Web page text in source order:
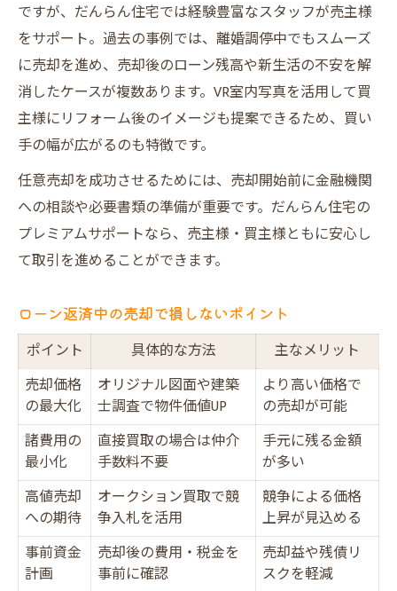
ですが、だんらん住宅では経験豊富なスタッフが売主様
をサポート。過去の事例では、離婚調停中でもスムーズ
に売却を進め、売却後のローン残高や新生活の不安を解
消したケースが複数あります。VR室内写真を活用して買
主様にリフォーム後のイメージも提案できるため、買い
手の幅が広がるのも特徴です。
任意売却を成功させるためには、売却開始前に金融機関
への相談や必要書類の準備が重要です。だんらん住宅の
プレミアムサポートなら、売主様・買主様ともに安心し
て取引を進めることができます。
ローン返済中の売却で損しないポイント
ポイント 具体的な方法
主なメリット
売却価格
の最大化
オリジナル図面や建築
士調査で物件価値UP
より高い価格で
の売却が可能
諸費用の
最小化
直接買取の場合は仲介
手数料不要
手元に残る金額
が多い
高値売却
への期待
オークション買取で競
争入札を活用
競争による価格
上昇が見込める
事前資金
計画
売却後の費用・税金を
事前に確認
売却益や残債リ
スクを軽減